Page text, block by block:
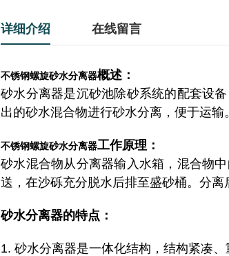
详细介绍 在线留言
不锈钢螺旋砂水分离器概述：
砂水分离器是沉砂池除砂系统的配套设
出的砂水混合物进行砂水分离，便于运输。
不锈钢螺旋砂水分离器工作原理：
砂水混合物从分离器输入水箱，混合物
送，在沙砾充分脱水后排至盛砂桶。分离
砂水分离器的特点：
1. 砂水分离器是一体化结构，结构紧凑